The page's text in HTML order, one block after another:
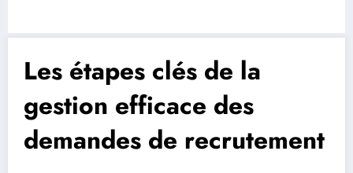
Les étapes clés de la
gestion efficace des
demandes de recrutement